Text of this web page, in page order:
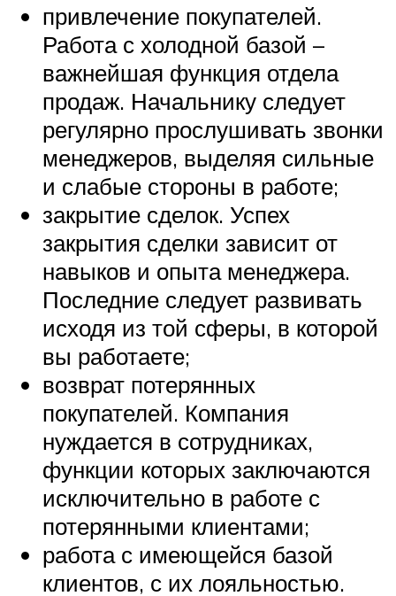
привлечение покупателей.
Работа с холодной базой –
важнейшая функция отдела
продаж. Начальнику следует
регулярно прослушивать звонки
менеджеров, выделяя сильные
и слабые стороны в работе;
закрытие сделок. Успех
закрытия сделки зависит от
навыков и опыта менеджера.
Последние следует развивать
исходя из той сферы, в которой
вы работаете;
возврат потерянных
покупателей. Компания
нуждается в сотрудниках,
функции которых заключаются
исключительно в работе с
потерянными клиентами;
работа с имеющейся базой
клиентов, с их лояльностью.